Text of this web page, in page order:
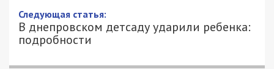
Следующая статья:
В днепровском детсаду ударили ребенка:
подробности